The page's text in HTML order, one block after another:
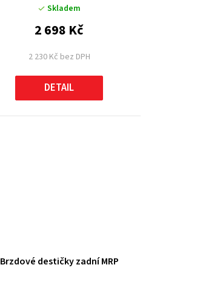
Skladem
2 230 Kč bez DPH
2 698 Kč
DETAIL
Brzdové destičky zadní MRP